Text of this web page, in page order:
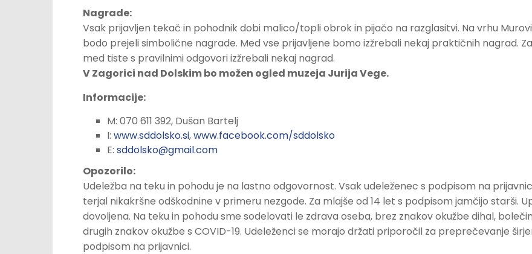
Nagrade:
Vsak prijavljen tekač in pohodnik dobi malico/topli obrok in pijačo na razglasitvi. Na vrhu
bodo prejeli simbolične nagrade. Med vse prijavljene bomo izžrebali nekaj praktičnih nagrad.
med tiste s pravilnimi odgovori izžrebali nekaj nagrad.
V Zagorici nad Dolskim bo možen ogled muzeja Jurija Vege.
Informacije:
M: 070 611 392, Dušan Bartelj
I: www.sddolsko.si,www.facebook.com/sddolsko
E: sddolsko@gmail.com
Opozorilo:
Udeležba na teku in pohodu je na lastno odgovornost. Vsak udeleženec s podpisom na
terjal nikakršne odškodnine v primeru nezgode. Za mlajše od 14 let s podpisom jamčijo starši.
dovoljena. Na teku in pohodu sme sodelovati le zdrava oseba, brez znakov okužbe dihal,
drugih znakov okužbe s COVID-19. Udeleženci se morajo držati priporočil za preprečevanje
podpisom na prijavnici.